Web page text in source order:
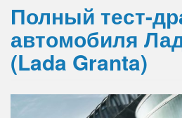
Полный тест-
автомобиля
(Lada Granta)